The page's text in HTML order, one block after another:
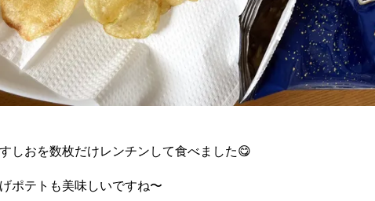
しおを数枚だけレンチンして食べました😋
ポテトも美味しいですね〜